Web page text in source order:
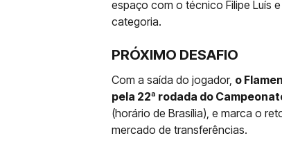
espaço com o técnico Filipe Luís
categoria.
PRÓXIMO DESAFIO
Com a saída do jogador, o
pela 22ª rodada do
(horário de Brasília), e marca o
mercado de transferências.